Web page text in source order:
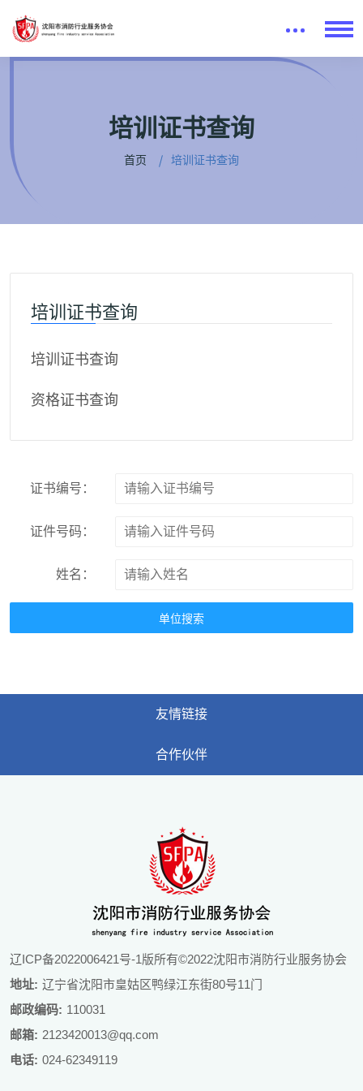
培训证书查询
首页 培训证书查询
培训证书查询
培训证书查询
资格证书查询
证书编号：
证件号码：
姓名：
单位搜索
友情链接
合作伙伴
辽ICP备2022006421号-1版所有©2022沈阳市消防行业服务协会
地址: 辽宁省沈阳市皇姑区鸭绿江东街80号11门
邮政编码: 110031
邮箱: 2123420013@qq.com
电话: 024-62349119